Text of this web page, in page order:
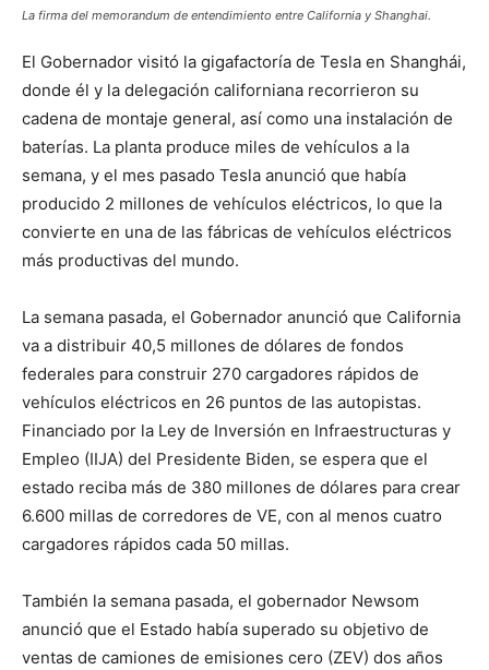
La firma del memorandum de entendimiento entre California y Shanghai.
El Gobernador visitó la gigafactoría de Tesla en Shanghái,
donde él y la delegación californiana recorrieron su
cadena de montaje general, así como una instalación de
baterías. La planta produce miles de vehículos a la
semana, y el mes pasado Tesla anunció que había
producido 2 millones de vehículos eléctricos, lo que la
convierte en una de las fábricas de vehículos eléctricos
más productivas del mundo.
La semana pasada, el Gobernador anunció que California
va a distribuir 40,5 millones de dólares de fondos
federales para construir 270 cargadores rápidos de
vehículos eléctricos en 26 puntos de las autopistas.
Financiado por la Ley de Inversión en Infraestructuras y
Empleo (IIJA) del Presidente Biden, se espera que el
estado reciba más de 380 millones de dólares para crear
6.600 millas de corredores de VE, con al menos cuatro
cargadores rápidos cada 50 millas.
También la semana pasada, el gobernador Newsom
anunció que el Estado había superado su objetivo de
ventas de camiones de emisiones cero (ZEV) dos años